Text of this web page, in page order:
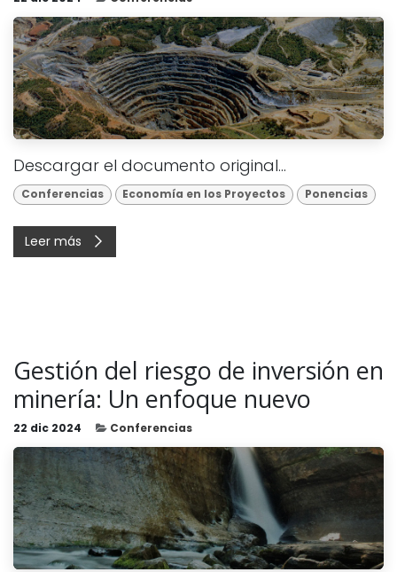
Descargar el documento original...
Conferencias Economía en los Proyectos Ponencias
Leer más
Gestión del riesgo de inversión en
minería: Un enfoque nuevo
22 dic 2024 Conferencias